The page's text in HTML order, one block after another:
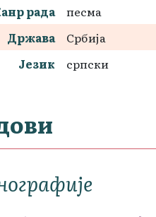
рада
песма
Држава
Србија
Језик
српски